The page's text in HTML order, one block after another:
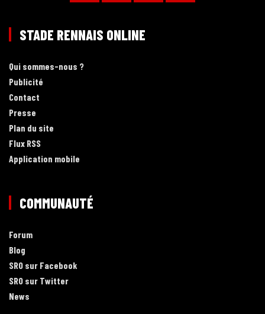
STADE RENNAIS ONLINE
Qui sommes-nous ?
Publicité
Contact
Presse
Plan du site
Flux RSS
Application mobile
COMMUNAUTÉ
Forum
Blog
SRO sur Facebook
SRO sur Twitter
News